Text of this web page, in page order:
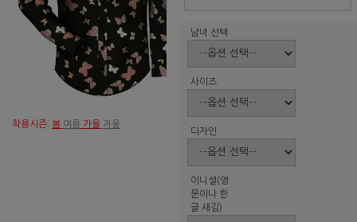
착용시즌: 봄 여름 가을 겨울
남녀 선택
사이즈
디자인
이니셜(영
문이나 한
글 새김)